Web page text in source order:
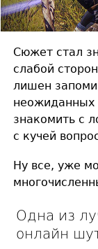
Сюжет стал
слабой
лишен
неожиданных
знакомить с
с кучей
Ну все, уже
Одна из
онлайн